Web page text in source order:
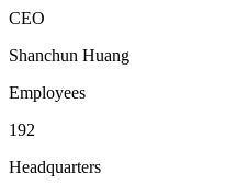
CEO
Shanchun Huang
Employees
192
Headquarters